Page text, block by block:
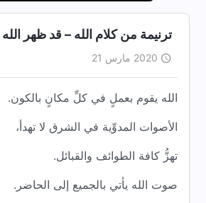
ترنيمة من كلام الله – قد ظهر
2020 مارس 21
الله يقوم بعملٍ في كلِّ مكانٍ بالكون.
الأصوات المدوِّية في الشرق لا تهدأ،
تهزُّ كافة الطوائف والقبائل.
صوت الله يأتي بالجميع إلى الحاضر.